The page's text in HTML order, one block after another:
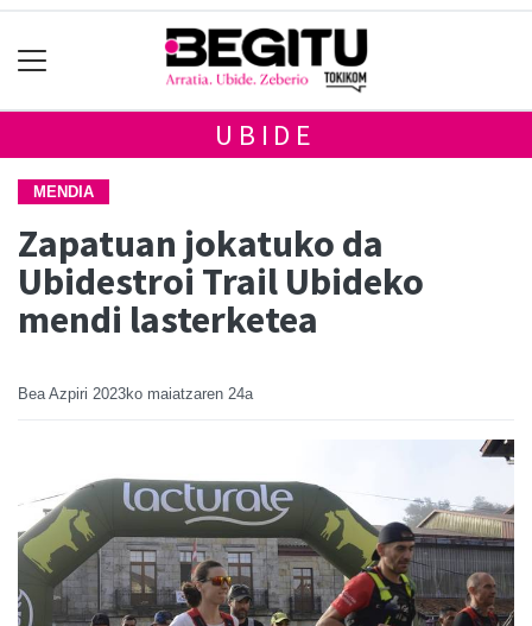
UBIDE
MENDIA
Zapatuan jokatuko da
Ubidestroi Trail Ubideko
mendi lasterketea
Bea Azpiri 2023ko maiatzaren 24a